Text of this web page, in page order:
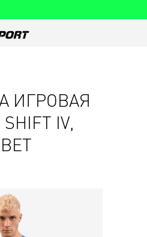
ИГРОВАЯ
IV,